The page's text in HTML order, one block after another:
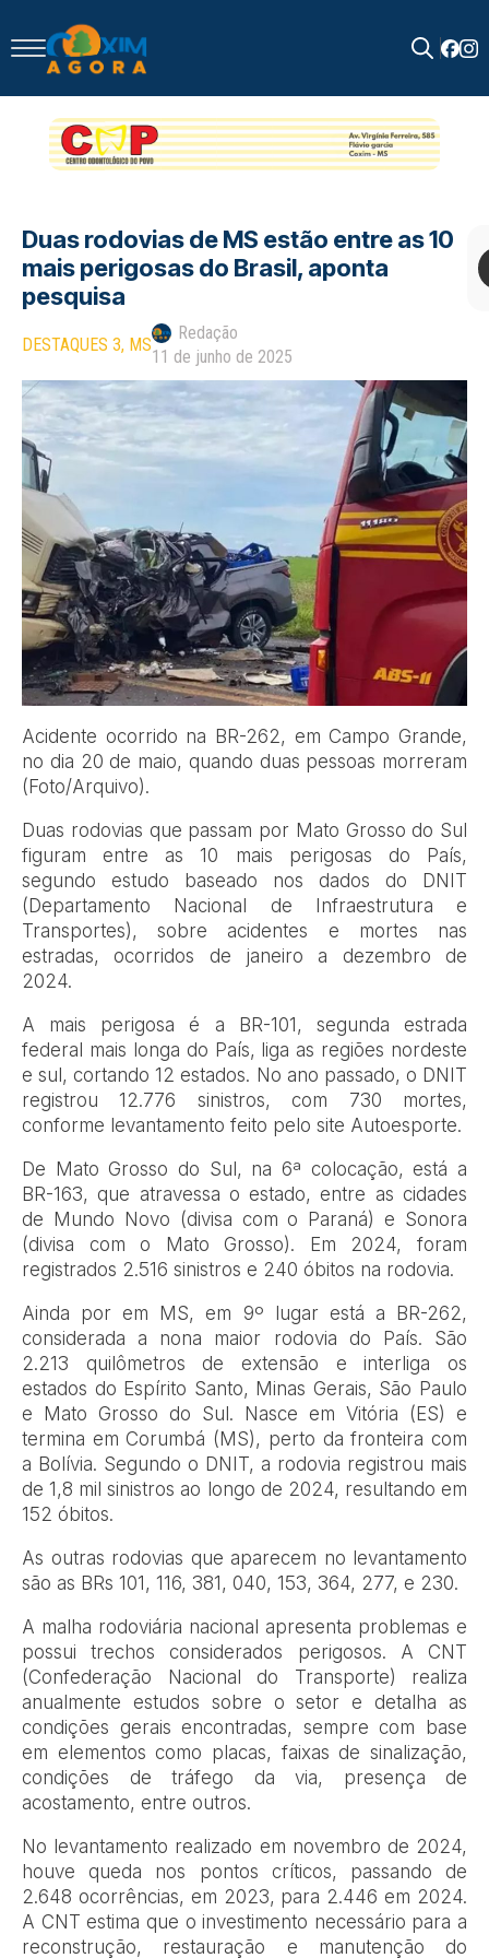
for:
Duas rodovias de MS estão entre as 10
mais perigosas do Brasil, aponta
pesquisa
DESTAQUES 3 MS
Redação
11 de junho de 2025
Acidente ocorrido na BR-262, em Campo Grande,
no dia 20 de maio, quando duas pessoas morreram
(Foto/Arquivo).
Duas rodovias que passam por Mato Grosso do Sul
figuram entre as 10 mais perigosas do País,
segundo estudo baseado nos dados do DNIT
(Departamento Nacional de Infraestrutura e
Transportes), sobre acidentes e mortes nas
estradas, ocorridos de janeiro a dezembro de
2024.
A mais perigosa é a BR-101, segunda estrada
federal mais longa do País, liga as regiões nordeste
e sul, cortando 12 estados. No ano passado, o DNIT
registrou 12.776 sinistros, com 730 mortes,
conforme levantamento feito pelo site Autoesporte.
De Mato Grosso do Sul, na 6ª colocação, está a
BR-163, que atravessa o estado, entre as cidades
de Mundo Novo (divisa com o Paraná) e Sonora
(divisa com o Mato Grosso). Em 2024, foram
registrados 2.516 sinistros e 240 óbitos na rodovia.
Ainda por em MS, em 9º lugar está a BR-262,
considerada a nona maior rodovia do País. São
2.213 quilômetros de extensão e interliga os
estados do Espírito Santo, Minas Gerais, São Paulo
e Mato Grosso do Sul. Nasce em Vitória (ES) e
termina em Corumbá (MS), perto da fronteira com
a Bolívia. Segundo o DNIT, a rodovia registrou mais
de 1,8 mil sinistros ao longo de 2024, resultando em
152 óbitos.
As outras rodovias que aparecem no levantamento
são as BRs 101, 116, 381, 040, 153, 364, 277, e 230.
A malha rodoviária nacional apresenta problemas e
possui trechos considerados perigosos. A CNT
(Confederação Nacional do Transporte) realiza
anualmente estudos sobre o setor e detalha as
condições gerais encontradas, sempre com base
em elementos como placas, faixas de sinalização,
condições de tráfego da via, presença de
acostamento, entre outros.
No levantamento realizado em novembro de 2024,
houve queda nos pontos críticos, passando de
2.648 ocorrências, em 2023, para 2.446 em 2024.
A CNT estima que o investimento necessário para a
reconstrução, restauração e manutenção do